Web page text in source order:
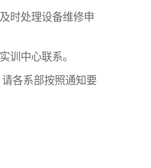
时处理设备维修申
训中心联系。
各系部按照通知要